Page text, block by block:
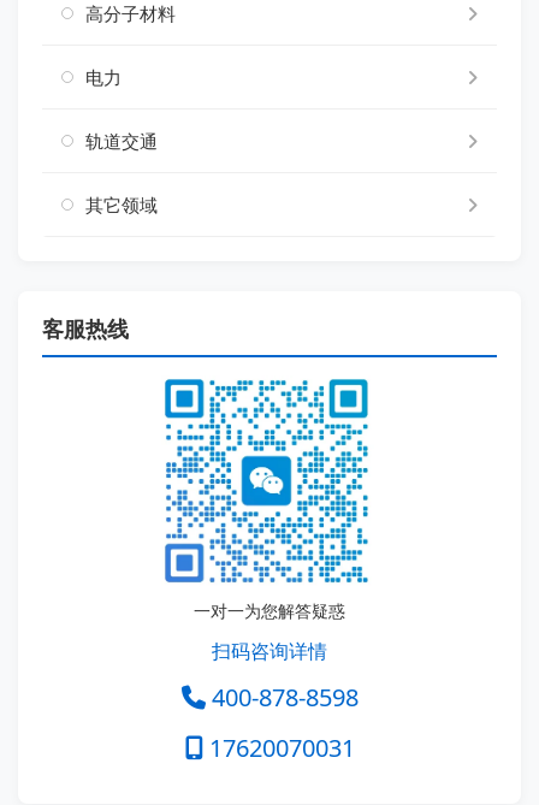
高分子材料
电力
轨道交通
其它领域
客服热线
一对一为您解答疑惑
扫码咨询详情
400-878-8598
17620070031